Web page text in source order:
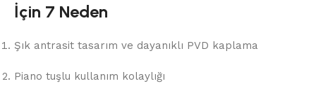
İçin 7 Neden
Şık antrasit tasarım ve dayanıklı PVD kaplama
Piano tuşlu kullanım kolaylığı